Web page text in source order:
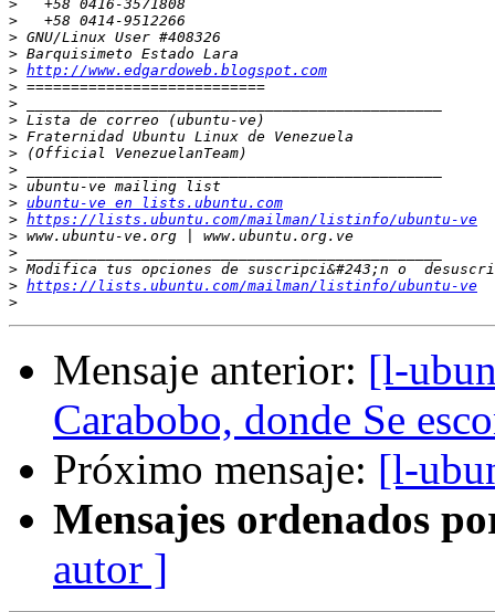
>
>
>
>
> http://www.edgardoweb.blogspot.com
>
>
>
>
>
>
>
> ubuntu-ve en lists.ubuntu.com
> https://lists.ubuntu.com/mailman/listinfo/ubuntu-ve
>
>
>
> https://lists.ubuntu.com/mailman/listinfo/ubuntu-ve
>
Mensaje anterior: [l-
Carabobo, donde Se
Próximo mensaje: [l-
Mensajes ordenados
autor ]